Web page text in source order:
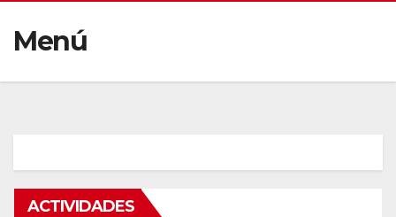
Menú
ACTIVIDADES